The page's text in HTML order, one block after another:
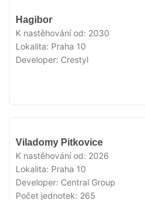
Hagibor
K nastěhování od: 2030
Lokalita: Praha 10
Developer: Crestyl
Viladomy Pitkovice
K nastěhování od: 2026
Lokalita: Praha 10
Developer: Central Group
Počet jednotek: 265